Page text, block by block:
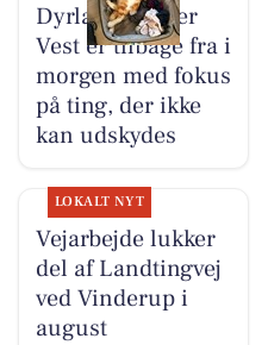
Dyrlæge Center
Vest er tilbage fra i
morgen med fokus
på ting, der ikke
kan udskydes
LOKALT NYT
Vejarbejde lukker
del af Landtingvej
ved Vinderup i
august